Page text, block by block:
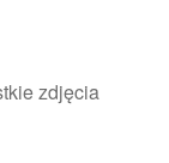
zdjęcia